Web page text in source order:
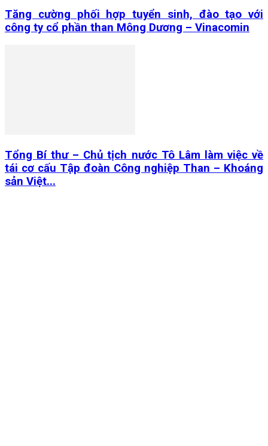
Tăng cường phối hợp tuyển sinh, đào tạo với
công ty cổ phần than Mông Dương – Vinacomin
Tổng Bí thư – Chủ tịch nước Tô Lâm làm việc về
tái cơ cấu Tập đoàn Công nghiệp Than – Khoáng
sản Việt...